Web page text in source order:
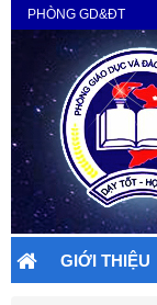
PHÒNG GD&ĐT
GIỚI THIỆU